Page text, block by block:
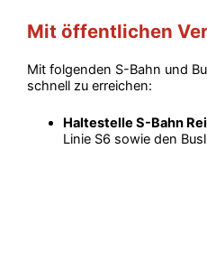
Mit öffentlichen
Mit folgenden S-Bahn und
schnell zu erreichen:
Haltestelle S-Bahn
Linie S6 sowie den